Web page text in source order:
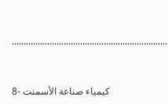
..................................................................
8- كيمياء صناعة الأسمنت